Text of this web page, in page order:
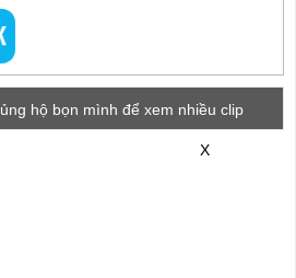
ủng hộ bọn mình để xem nhiều clip
X